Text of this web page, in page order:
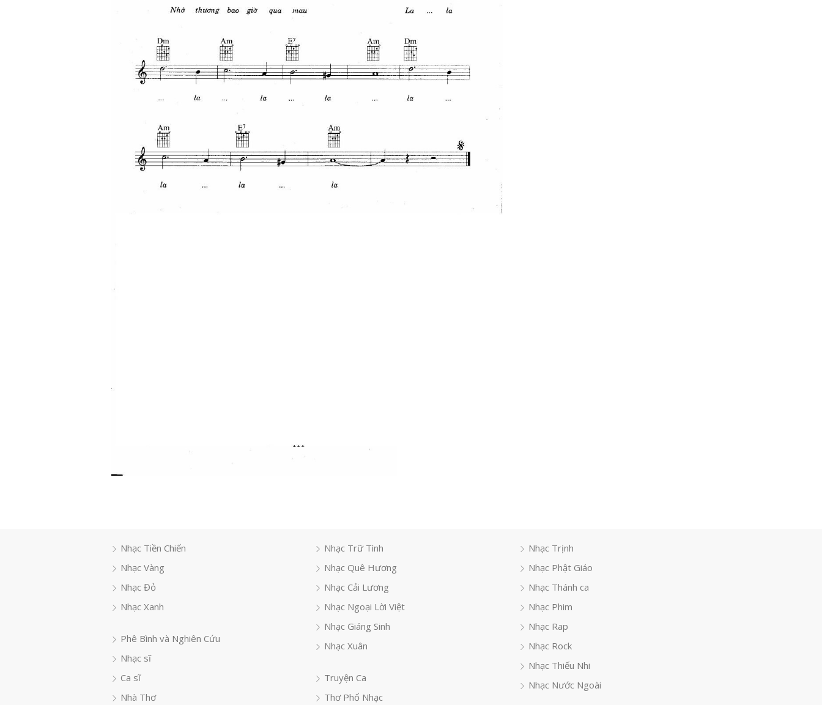
Nhạc Tiền Chiến
Nhạc Vàng
Nhạc Đỏ
Nhạc Xanh
Phê Bình và Nghiên Cứu
Nhạc sĩ
Ca sĩ
Nhà Thơ
Nhạc Trữ Tình
Nhạc Quê Hương
Nhạc Cải Lương
Nhạc Ngoại Lời Việt
Nhạc Giáng Sinh
Nhạc Xuân
Truyện Ca
Thơ Phổ Nhạc
Nhạc Trịnh
Nhạc Phật Giáo
Nhạc Thánh ca
Nhạc Phim
Nhạc Rap
Nhạc Rock
Nhạc Thiếu Nhi
Nhạc Nước Ngoài